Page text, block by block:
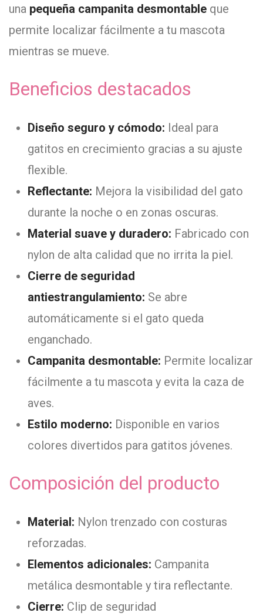
una pequeña campanita desmontable que
permite localizar fácilmente a tu mascota
mientras se mueve.
Beneficios destacados
Diseño seguro y cómodo: Ideal para
gatitos en crecimiento gracias a su ajuste
flexible.
Reflectante: Mejora la visibilidad del gato
durante la noche o en zonas oscuras.
Material suave y duradero: Fabricado con
nylon de alta calidad que no irrita la piel.
Cierre de seguridad
antiestrangulamiento: Se abre
automáticamente si el gato queda
enganchado.
Campanita desmontable: Permite localizar
fácilmente a tu mascota y evita la caza de
aves.
Estilo moderno: Disponible en varios
colores divertidos para gatitos jóvenes.
Composición del producto
Material: Nylon trenzado con costuras
reforzadas.
Elementos adicionales: Campanita
metálica desmontable y tira reflectante.
Cierre: Clip de seguridad